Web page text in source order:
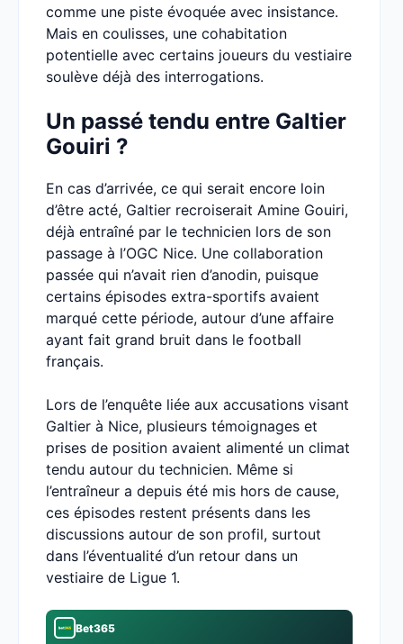
comme une piste évoquée avec insistance.
Mais en coulisses, une cohabitation
potentielle avec certains joueurs du vestiaire
soulève déjà des interrogations.
Un passé tendu entre Galtier
Gouiri ?
En cas d’arrivée, ce qui serait encore loin
d’être acté, Galtier recroiserait Amine Gouiri,
déjà entraîné par le technicien lors de son
passage à l’OGC Nice. Une collaboration
passée qui n’avait rien d’anodin, puisque
certains épisodes extra-sportifs avaient
marqué cette période, autour d’une affaire
ayant fait grand bruit dans le football
français.
Lors de l’enquête liée aux accusations visant
Galtier à Nice, plusieurs témoignages et
prises de position avaient alimenté un climat
tendu autour du technicien. Même si
l’entraîneur a depuis été mis hors de cause,
ces épisodes restent présents dans les
discussions autour de son profil, surtout
dans l’éventualité d’un retour dans un
vestiaire de Ligue 1.
Bet365